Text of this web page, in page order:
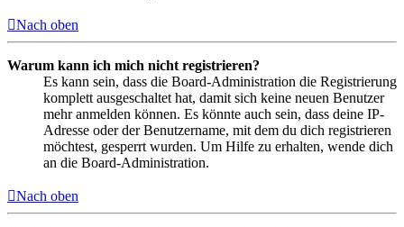
Nach oben
Warum kann ich mich nicht registrieren?
Es kann sein, dass die Board-Administration die Registrierung
komplett ausgeschaltet hat, damit sich keine neuen Benutzer
mehr anmelden können. Es könnte auch sein, dass deine IP-
Adresse oder der Benutzername, mit dem du dich registrieren
möchtest, gesperrt wurden. Um Hilfe zu erhalten, wende dich
an die Board-Administration.
Nach oben